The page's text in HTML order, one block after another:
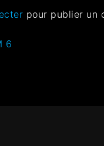
pour publier un
6